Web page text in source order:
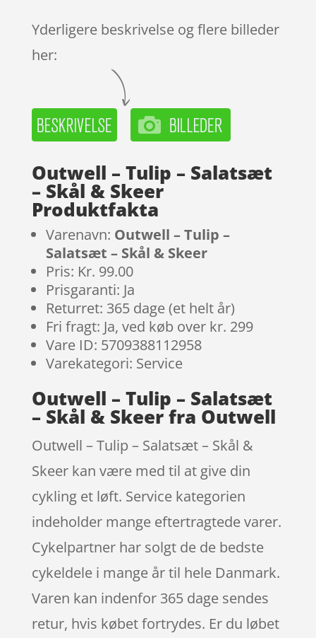
Yderligere beskrivelse og flere billeder
her:
Outwell – Tulip – Salatsæt
– Skål & Skeer
Produktfakta
Varenavn: Outwell – Tulip –
Salatsæt – Skål & Skeer
Pris: Kr. 99.00
Prisgaranti: Ja
Returret: 365 dage (et helt år)
Fri fragt: Ja, ved køb over kr. 299
Vare ID: 5709388112958
Varekategori: Service
Outwell – Tulip – Salatsæt
– Skål & Skeer fra Outwell
Outwell – Tulip – Salatsæt – Skål &
Skeer kan være med til at give din
cykling et løft. Service kategorien
indeholder mange eftertragtede varer.
Cykelpartner har solgt de de bedste
cykeldele i mange år til hele Danmark.
Varen kan indenfor 365 dage sendes
retur, hvis købet fortrydes. Er du løbet